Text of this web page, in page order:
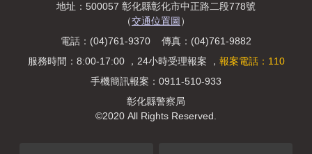
地址：500057 彰化縣彰化市中正路二段778號
（交通位置圖 ）
電話：(04)761-9370 傳真：(04)761-9882
服務時間：8:00-17:00 ，24小時受理報案 ， 報案電話：110
手機簡訊報案：0911-510-933
彰化縣警察局
©2020 All Rights Reserved.